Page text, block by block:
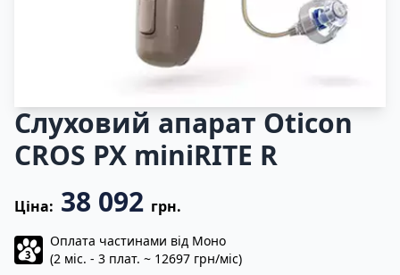
Слуховий апарат Oticon
CROS PX miniRITE R
Ціна: 38 092 грн.
3
Оплата частинами від Моно
(2 міс. - 3 плат. ~ 12697 грн/міс)